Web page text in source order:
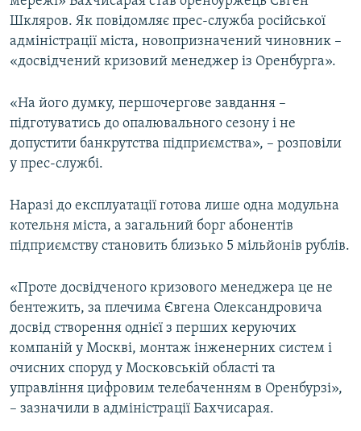
ВСЕ ЗА ДЕНЬ
СПЕЦПРОЕКТИ
ДЕПОРТАЦІЯ
ВІДЕОУРОКИ «ELIFBE»
СВІДЧЕННЯ ОКУПАЦІЇ
УКРАЇНСЬКА ПРОБЛЕМА КРИМУ
ЯК ОБІЙТИ БЛОКУВАННЯ
Русский
Qırımtatar
Шкляров. Як повідомляє прес-служба російської
адміністрації міста, новопризначений чиновник –
«досвідчений кризовий менеджер із Оренбурга».
«На його думку, першочергове завдання –
підготуватись до опалювального сезону і не
допустити банкрутства підприємства», – розповіли
у прес-службі.
Наразі до експлуатації готова лише одна модульна
котельня міста, а загальний борг абонентів
підприємству становить близько 5 мільйонів рублів.
«Проте досвідченого кризового менеджера це не
бентежить, за плечима Євгена Олександровича
досвід створення однієї з перших керуючих
компаній у Москві, монтаж інженерних систем і
очисних споруд у Московській області та
управління цифровим телебаченням в Оренбурзі»,
– зазначили в адміністрації Бахчисарая.